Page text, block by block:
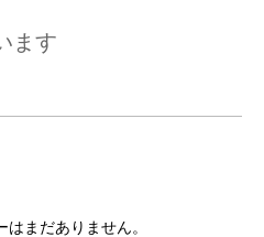
ます
まだありません。